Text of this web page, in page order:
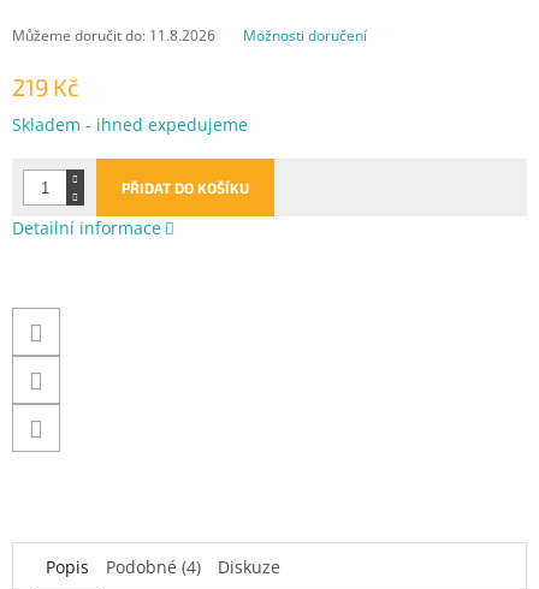
219 Kč
Měrná
Skladem - ihned expedujeme
Můžeme doručit do: 11.8.2026 Možnosti doručení
PŘIDAT DO KOŠÍKU
Detailní informace
Popis Podobné (4) Diskuze